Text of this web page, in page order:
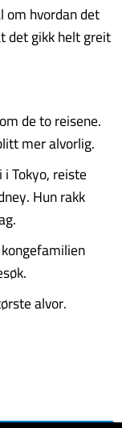
om hvordan det
det gikk helt greit
de to reisene.
mer alvorlig.
Tokyo, reiste
Hun rakk
alvor.